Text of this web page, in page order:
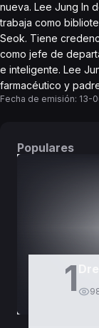
nueva. Lee Jung In
trabaja como
Seok. Tiene
como jefe de
e inteligente. Lee
farmacéutico y
Fecha de emisión: 13-
Populares
1